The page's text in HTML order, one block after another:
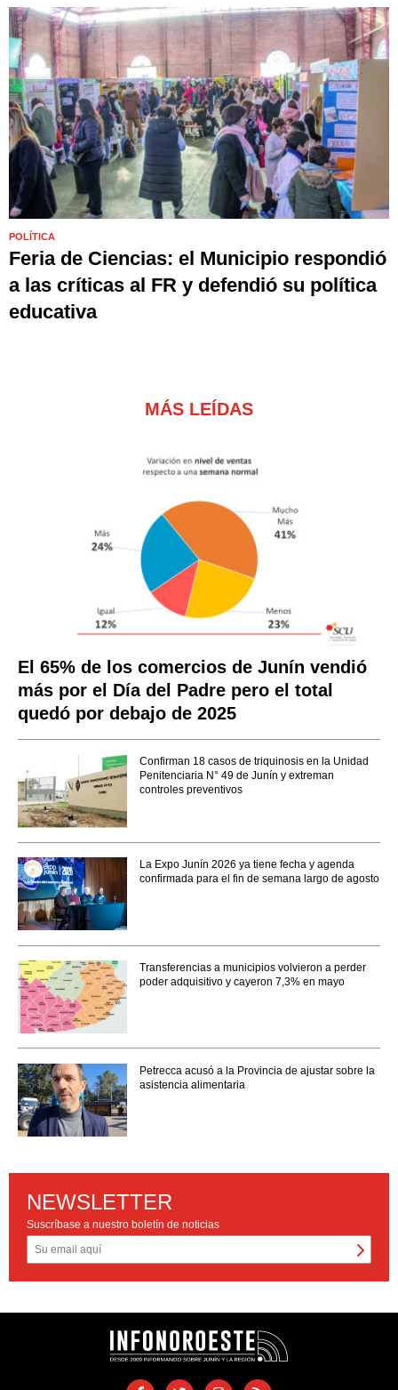
POLÍTICA
Feria de Ciencias: el Municipio respondió
a las críticas al FR y defendió su política
educativa
MÁS LEÍDAS
El 65% de los comercios de Junín vendió
más por el Día del Padre pero el total
quedó por debajo de 2025
Confirman 18 casos de triquinosis en la Unidad
Penitenciaria N° 49 de Junín y extreman
controles preventivos
La Expo Junín 2026 ya tiene fecha y agenda
confirmada para el fin de semana largo de agosto
Transferencias a municipios volvieron a perder
poder adquisitivo y cayeron 7,3% en mayo
Petrecca acusó a la Provincia de ajustar sobre la
asistencia alimentaria
NEWSLETTER
Suscríbase a nuestro boletín de noticias